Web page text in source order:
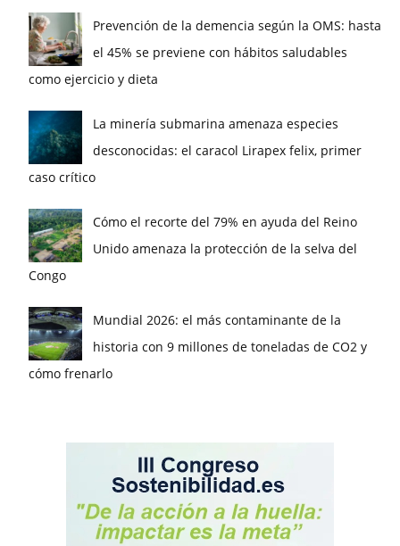
Prevención de la demencia según la OMS: hasta
el 45% se previene con hábitos saludables
como ejercicio y dieta
La minería submarina amenaza especies
desconocidas: el caracol Lirapex felix, primer
caso crítico
Cómo el recorte del 79% en ayuda del Reino
Unido amenaza la protección de la selva del
Congo
Mundial 2026: el más contaminante de la
historia con 9 millones de toneladas de CO2 y
cómo frenarlo